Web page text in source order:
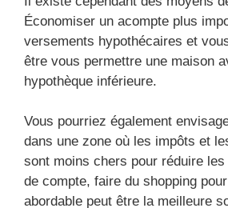
Économiser un acompte plus
versements hypothécaires et
être vous permettre une maison
hypothèque inférieure.
Vous pourriez également
dans une zone où les impôts et
sont moins chers pour réduire
de compte, faire du shopping
abordable peut être la meilleure